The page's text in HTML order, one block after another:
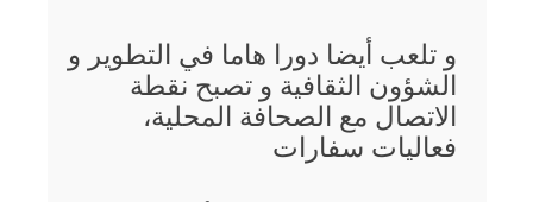
و تلعب أيضا دورا هاما في التطوير و
الشؤون الثقافية و تصبح نقطة
الاتصال مع الصحافة المحلية،
فعاليات سفارات